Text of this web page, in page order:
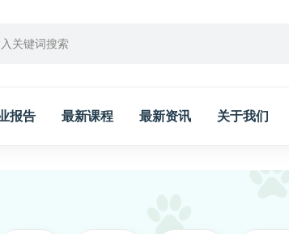
报告 最新课程 最新资讯 关于我们